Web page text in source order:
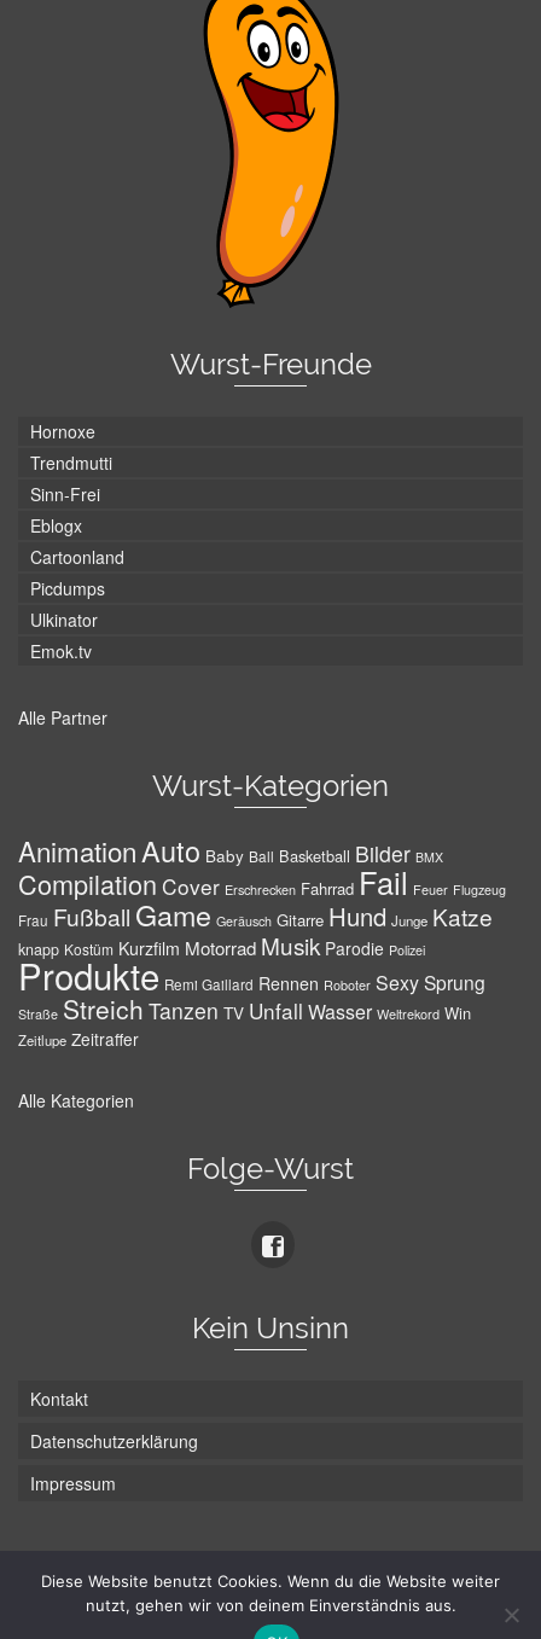
Wurst-Freunde
Hornoxe
Trendmutti
Sinn-Frei
Eblogx
Cartoonland
Picdumps
Ulkinator
Emok.tv
Alle Partner
Wurst-Kategorien
AnimationAuto Baby Ball Basketball Bilder BMX
Compilation Cover Erschrecken Fahrrad Fail Feuer Flugzeug
Frau Fußball Game Geräusch Gitarre Hund Junge Katze
knapp Kostüm Kurzfilm Motorrad Musik Parodie Polizei
Produkte Remi Gaillard Rennen Roboter SexySprung
Straße Streich Tanzen TV Unfall Wasser Weltrekord Win
Zeitlupe Zeitraffer
Alle Kategorien
Folge-Wurst
Kein Unsinn
Kontakt
Datenschutzerklärung
Impressum
© Hans-Wurst.net - Gute Laune seit 2005
Diese Website benutzt Cookies. Wenn du die Website weiter
nutzt, gehen wir von deinem Einverständnis aus.